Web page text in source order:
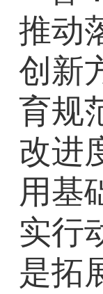
推动
创新
育规
改进
用基
实行
是拓